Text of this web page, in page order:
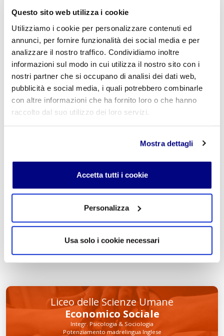
Questo sito web utilizza i cookie
Utilizziamo i cookie per personalizzare contenuti ed
annunci, per fornire funzionalità dei social media e per
analizzare il nostro traffico. Condividiamo inoltre
informazioni sul modo in cui utilizza il nostro sito con i
nostri partner che si occupano di analisi dei dati web,
pubblicità e social media, i quali potrebbero combinarle
con altre informazioni che ha fornito loro o che hanno
raccolto dal suo utilizzo dei loro servizi.
Mostra dettagli
Accetta tutti i cookie
Personalizza
Usa solo i cookie necessari
E-mail*
Commento*
Acconsento al trattamento deidati personali.*
INVIA COMMENTO
Liceo delle Scienze Umane
Economico Sociale
Integr. Psicologia & Sociologia
Potenziamento madrelingua Inglese